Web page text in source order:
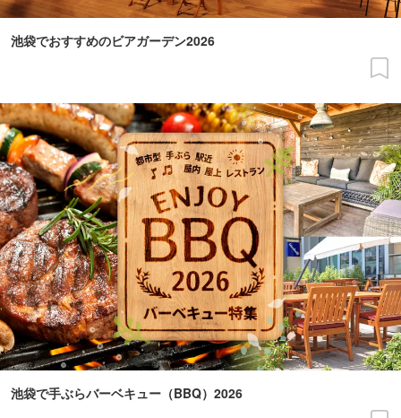
池袋でおすすめのビアガーデン2026
池袋で手ぶらバーベキュー（BBQ）2026